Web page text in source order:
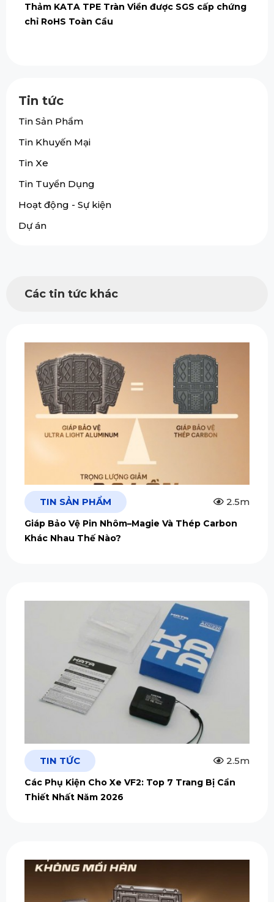
Thảm KATA TPE Tràn Viền được SGS cấp chứng
chỉ RoHS Toàn Cầu
Tin tức
Tin Sản Phẩm
Tin Khuyến Mại
Tin Xe
Tin Tuyển Dụng
Hoạt động - Sự kiện
Dự án
Các tin tức khác
TIN SẢN PHẨM 2.5m
Giáp Bảo Vệ Pin Nhôm–Magie Và Thép Carbon
Khác Nhau Thế Nào?
TIN TỨC 2.5m
Các Phụ Kiện Cho Xe VF2: Top 7 Trang Bị Cần
Thiết Nhất Năm 2026